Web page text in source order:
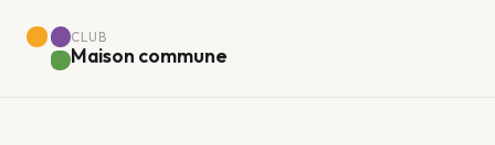
CLUB
Maison commune